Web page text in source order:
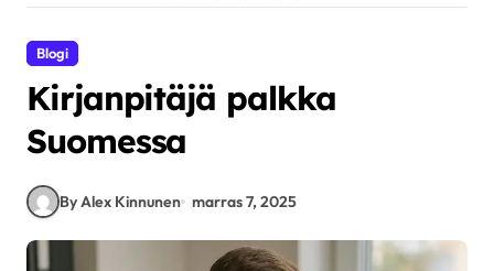
Blogi
Kirjanpitäjä palkka
Suomessa
By Alex Kinnunen marras 7, 2025